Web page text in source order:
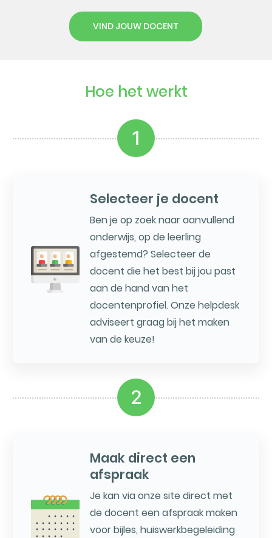
VIND JOUW DOCENT
Hoe het werkt
1
Selecteer je docent
Ben je op zoek naar aanvullend
onderwijs, op de leerling
afgestemd? Selecteer de
docent die het best bij jou past
aan de hand van het
docentenprofiel. Onze helpdesk
adviseert graag bij het maken
van de keuze!
2
Maak direct een
afspraak
Je kan via onze site direct met
de docent een afspraak maken
voor bijles, huiswerkbegeleiding